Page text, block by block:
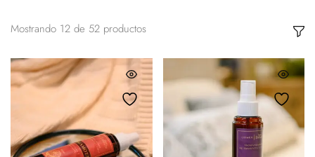
Mostrando 12 de 52 productos